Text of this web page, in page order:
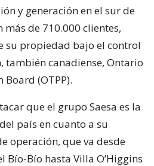
y generación en el sur de
más de 710.000 clientes,
su propiedad bajo el control
también canadiense, Ontario
Board (OTPP).
que el grupo Saesa es la
país en cuanto a su
operación, que va desde
Bío-Bío hasta Villa O’Higgins